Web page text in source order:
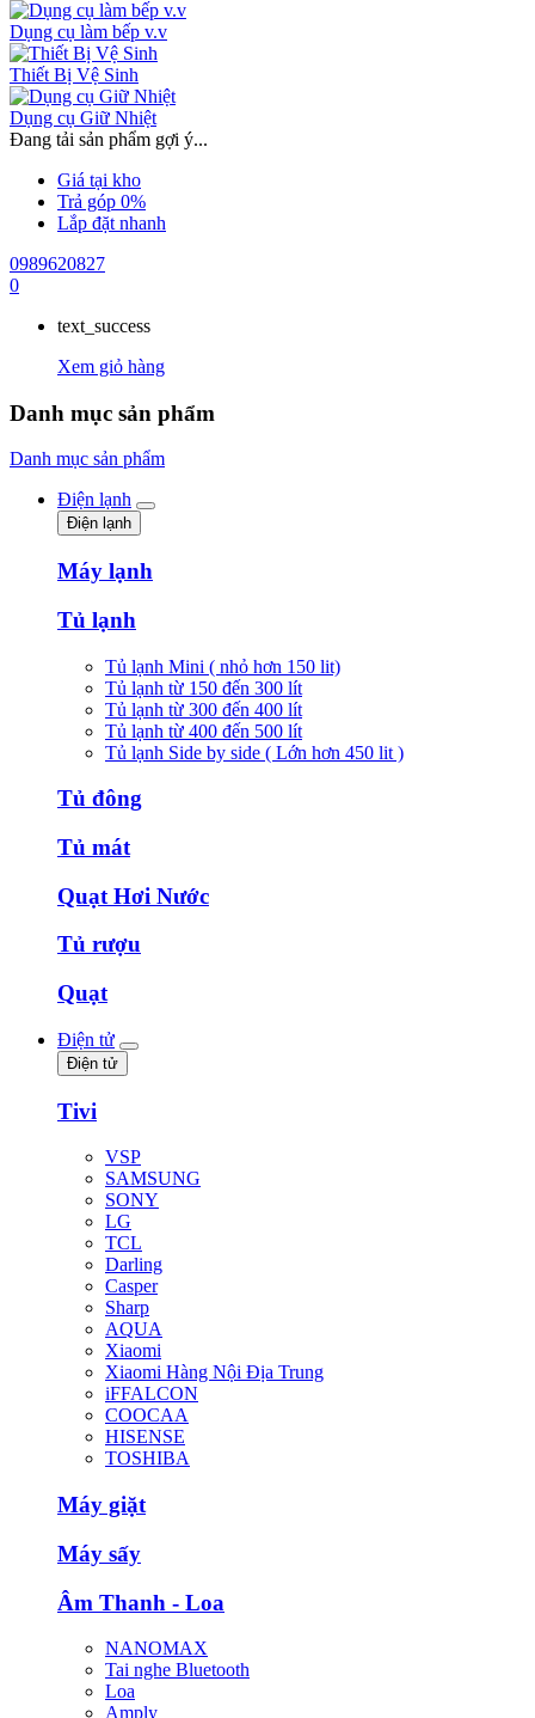
Dụng cụ làm bếp v.v
Thiết Bị Vệ Sinh
Dụng cụ Giữ Nhiệt
Đang tải sản phẩm gợi ý...
Giá tại kho
Trả góp 0%
Lắp đặt nhanh
0989620827
0
text_success
Xem giỏ hàng
Danh mục sản phẩm
Danh mục sản phẩm
Điện lạnh
Điện lạnh
Máy lạnh
Tủ lạnh
Tủ lạnh Mini ( nhỏ hơn 150 lit)
Tủ lạnh từ 150 đến 300 lít
Tủ lạnh từ 300 đến 400 lít
Tủ lạnh từ 400 đến 500 lít
Tủ lạnh Side by side ( Lớn hơn 450 lit )
Tủ đông
Tủ mát
Quạt Hơi Nước
Tủ rượu
Quạt
Điện tử
Điện tử
Tivi
VSP
SAMSUNG
SONY
LG
TCL
Darling
Casper
Sharp
AQUA
Xiaomi
Xiaomi Hàng Nội Địa Trung
iFFALCON
COOCAA
HISENSE
TOSHIBA
Máy giặt
Máy sấy
Âm Thanh - Loa
NANOMAX
Tai nghe Bluetooth
Loa
Amply